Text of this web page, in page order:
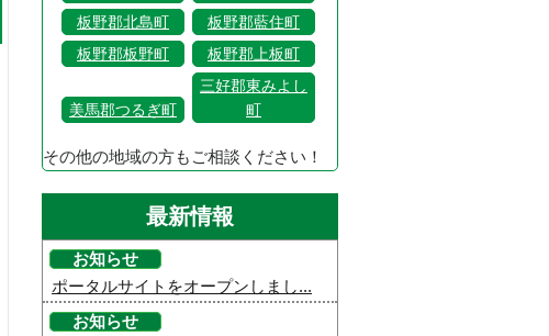
板野郡北島町
板野郡藍住町
板野郡板野町
板野郡上板町
美馬郡つるぎ町
三好郡東みよし
町
その他の地域の方もご相談ください！
最新情報
お知らせ
ポータルサイトをオープンしまし...
お知らせ